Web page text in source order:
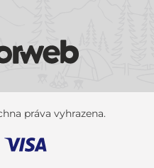
práva vyhrazena.